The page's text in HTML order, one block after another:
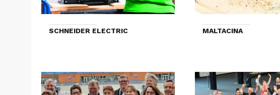
SCHNEIDER ELECTRIC MALTACINA